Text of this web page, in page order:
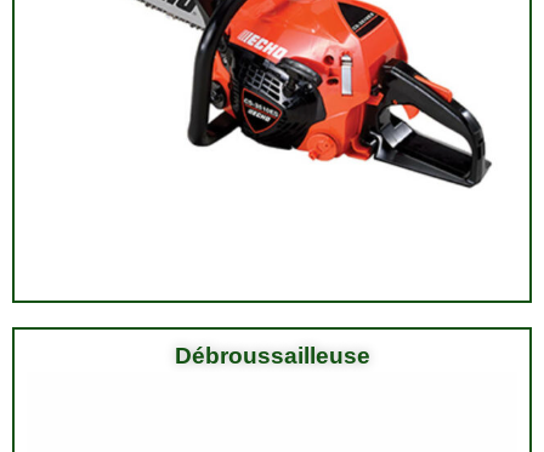
Débroussailleuse